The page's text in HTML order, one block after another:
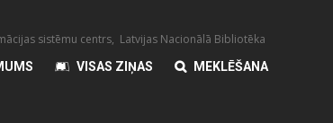
sistēmu centrs, Latvijas Nacionālā Bibliotēka
VISAS ZIŅAS MEKLĒŠANA